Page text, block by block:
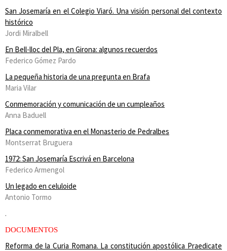
San Josemaría en el Colegio Viaró. Una visión personal del contexto
histórico
Jordi Miralbell
En Bell-lloc del Pla, en Girona: algunos recuerdos
Federico Gómez Pardo
La pequeña historia de una pregunta en Brafa
Maria Vilar
Conmemoración y comunicación de un cumpleaños
Anna Baduell
Placa conmemorativa en el Monasterio de Pedralbes
Montserrat Bruguera
1972: San Josemaría Escrivá en Barcelona
Federico Armengol
Un legado en celuloide
Antonio Tormo
.
DOCUMENTOS
Reforma de la Curia Romana. La constitución apostólica Praedicate